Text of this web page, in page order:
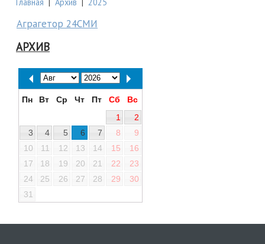
Аграгетор 24СМИ
АРХИВ
Пн Вт Ср Чт Пт Сб
Вс
1
2
3
4 5 6 7 8
9
10
11 12 13 14 15
16
17
18 19 20 21 22
23
24
25 26 27 28 29
30
31